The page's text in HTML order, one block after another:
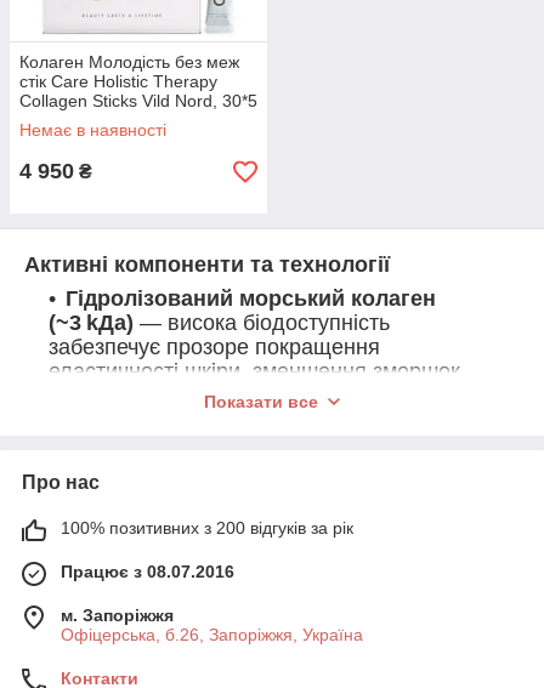
Колаген Молодість без меж
стік Care Holistic Therapy
Collagen Sticks Vild Nord, 30*5
гНемає в наявності
4 950 ₴
Активні компоненти та технології
Гідролізований морський колаген
(~3 kДа) — висока біодоступність
забезпечує прозоре покращення
еластичності шкіри, зменшення зморшок,
укріплення волосся й нігтів.
зменшує пігментацію.
та мінерали— багаті на антиоксиданти,
підтримують детокс і природний бар'єр
шкіри.
Показати все
Про нас
100% позитивних з 200 відгуків за рік
Працює з 08.07.2016
м. Запоріжжя
Офіцерська, б.26, Запоріжжя, Україна
Контакти